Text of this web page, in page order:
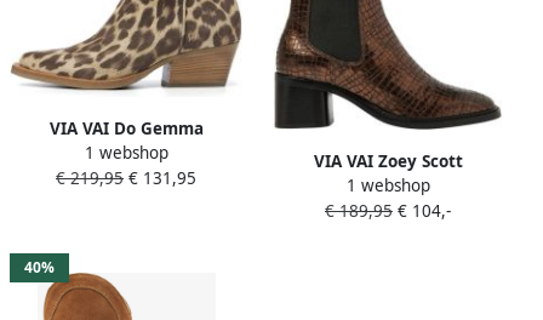
VIA VAI Do Gemma
Enkellaarsjes dames Leer
Luipaardprint
1 webshop
€ 219,95 € 131,95
VIA VAI Zoey Scott
Enkellaarsjes dames Brons
1 webshop
€ 189,95 € 104,-
40%